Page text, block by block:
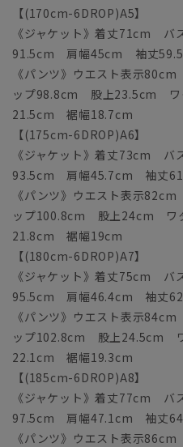
【(170cm-6DROP)A5】
《ジャケット》着丈71cm
91.5cm 肩幅45cm 袖丈
《パンツ》ウエスト表示
ップ98.8cm 股上23.5cm
21.5cm 裾幅18.7cm
【(175cm-6DROP)A6】
《ジャケット》着丈73cm
93.5cm 肩幅45.7cm 袖丈
《パンツ》ウエスト表示
ップ100.8cm 股上24cm ワ
21.8cm 裾幅19cm
【(180cm-6DROP)A7】
《ジャケット》着丈75cm
95.5cm 肩幅46.4cm 袖丈
《パンツ》ウエスト表示
ップ102.8cm 股上24.5cm
22.1cm 裾幅19.3cm
【(185cm-6DROP)A8】
《ジャケット》着丈77cm
97.5cm 肩幅47.1cm 袖丈
《パンツ》ウエスト表示